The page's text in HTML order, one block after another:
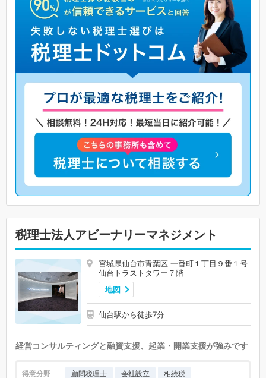
税理士法人アビーナリーマネジメント
宮城県仙台市青葉区 一番町１丁目９番１号
仙台トラストタワー７階
地図
仙台駅から徒歩7分
経営コンサルティングと融資支援、起業・開業支援が強みです
得意分野 顧問税理士 会社設立 相続税